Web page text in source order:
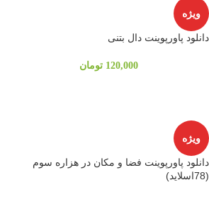
ویژه
دانلود پاورپوینت دال بتنی
120,000 تومان
ویژه
دانلود پاورپوینت فضا و مکان در هزاره سوم
(78اسلاید)